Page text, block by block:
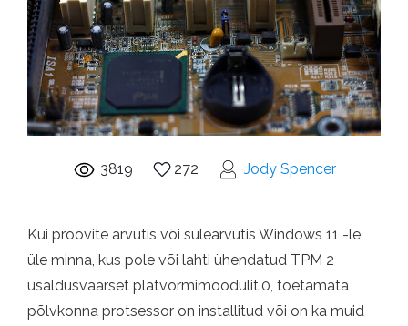
3819 272 Jody Spencer
Kui proovite arvutis või sülearvutis Windows 11 -le
üle minna, kus pole või lahti ühendatud TPM 2
usaldusväärset platvormimoodulit.0, toetamata
põlvkonna protsessor on installitud või on ka muid